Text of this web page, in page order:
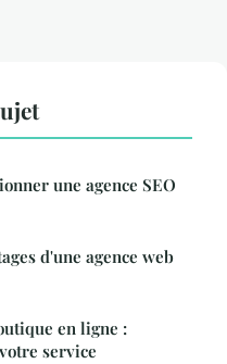
une agence SEO
d'une agence web
en ligne :
service